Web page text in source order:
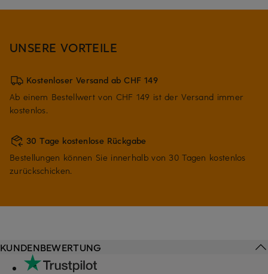
UNSERE VORTEILE
Kostenloser Versand ab CHF 149
Ab einem Bestellwert von CHF 149 ist der Versand immer
kostenlos.
30 Tage kostenlose Rückgabe
Bestellungen können Sie innerhalb von 30 Tagen kostenlos
zurückschicken.
KUNDENBEWERTUNG